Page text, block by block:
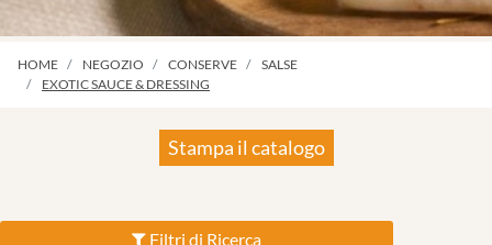
HOME NEGOZIO CONSERVE
SALSE
EXOTIC SAUCE & DRESSING
Stampa il catalogo
Filtri di Ricerca